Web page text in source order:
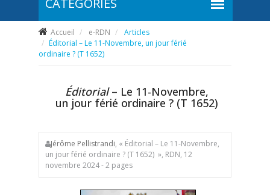
Accueil e-RDN
Articles
Éditorial – Le 11-Novembre, un jour férié
ordinaire ? (T 1652)
Éditorial– Le 11-Novembre,
un jour férié ordinaire ? (T 1652)
Jérôme Pellistrandi, « Éditorial – Le 11-Novembre,
un jour férié ordinaire ? (T 1652) », RDN, 12
novembre 2024 - 2 pages